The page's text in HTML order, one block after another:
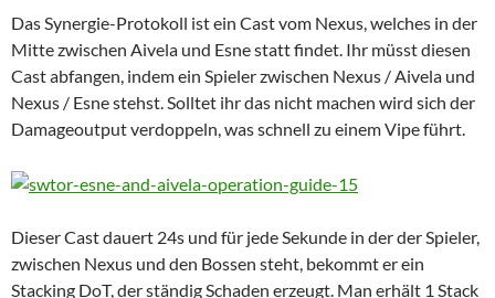
Das Synergie-Protokoll ist ein Cast vom Nexus, welches in der
Mitte zwischen Aivela und Esne statt findet. Ihr müsst diesen
Cast abfangen, indem ein Spieler zwischen Nexus / Aivela und
Nexus / Esne stehst. Solltet ihr das nicht machen wird sich der
Damageoutput verdoppeln, was schnell zu einem Vipe führt.
Dieser Cast dauert 24s und für jede Sekunde in der der Spieler,
zwischen Nexus und den Bossen steht, bekommt er ein
Stacking DoT, der ständig Schaden erzeugt. Man erhält 1 Stack